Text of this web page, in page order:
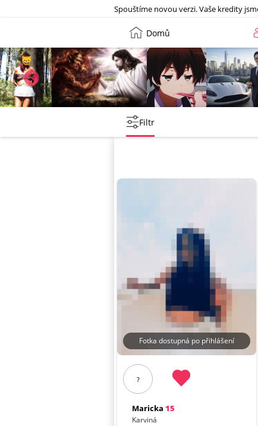
Spouštíme novou verzi. Vaše kredity
Domů
Filtr
Fotka dostupná po přihlášení
?
Maricka 15
Karviná